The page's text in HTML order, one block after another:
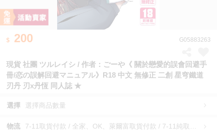
200 G05883263
現貨 社團 ツルレイシ / 作者：ごーや《 關於戀愛的誤會回避手
冊/恋の誤解回避マニュアル》R18 中文 無修正 二創 星穹鐵道
刃丹 刃x丹恆 同人誌 ★
選擇 選擇商品數量
物流